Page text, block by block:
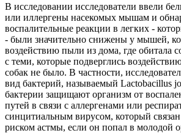
В исследовании исследователи ввели
или иллергены насекомых мышам и
воспалительные реакции в легких -
- были значительно снижены у мышей,
воздействию пыли из дома, где обитала
с теми, которые подверглись
собак не было. В частности,
вид бактерий, называемый Lactobacillus
бактерии защищают организм от
путей в связи с аллергенами или
синцитиальным вирусом, который
риском астмы, если он попал в молодой